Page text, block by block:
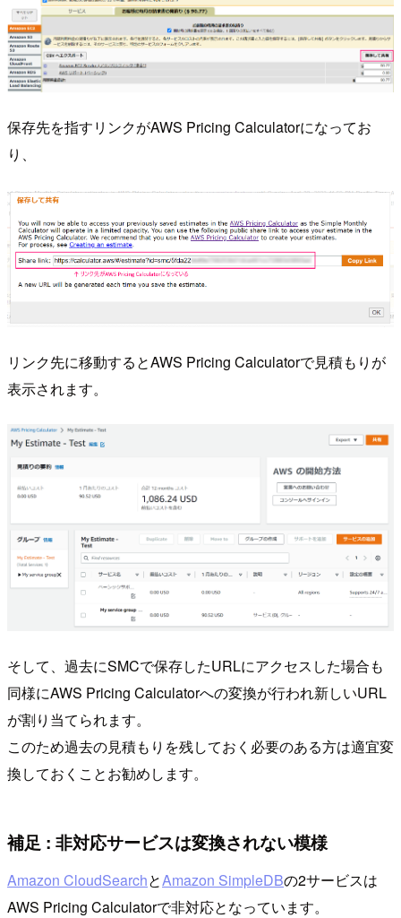
保存先を指すリンクがAWS Pricing Calculatorになってお
り、
リンク先に移動するとAWS Pricing Calculatorで見積もりが
表示されます。
そして、過去にSMCで保存したURLにアクセスした場合も
同様にAWS Pricing Calculatorへの変換が行われ新しいURL
が割り当てられます。
このため過去の見積もりを残しておく必要のある方は適宜変
換しておくことお勧めします。
補足 : 非対応サービスは変換されない模様
Amazon CloudSearchとAmazon SimpleDBの2サービスは
AWS Pricing Calculatorで非対応となっています。